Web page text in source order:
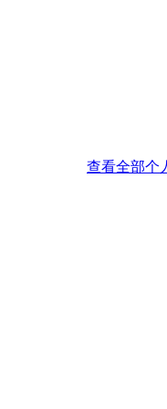
查看全部个